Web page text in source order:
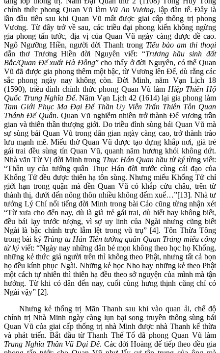
chính thức phong Quan Vũ làm Vũ An Vương, lập đàn tế. Đây là
lần đầu tiên sau khi Quan Vũ mất được giai cấp thống trị phong
Vương. Từ đây trở về sau, các triều đại phong kiến không ngừng
gia phong tấn tước, địa vị của Quan Vũ ngày càng được đề cao.
Ngô Ngưỡng Hiền, người đời Thanh trong Tiểu bào am thi thoại
dẫn thơ Trương Hiền đời Nguyên viết: “Trương hầu sinh đất
Bắc/Quan Đế xuất Hà Đông” cho thấy ở đời Nguyên, có thể Quan
Vũ đã được gia phong thêm một bậc, từ Vương lên Đế, dù rằng các
sắc phong ngày nay không còn. Đời Minh, năm Vạn Lịch 18
(1590), triều đình chính thức phong Quan Vũ làm Hiệp Thiên Hộ
Quốc Trung Nghĩa Đế. Năm Vạn Lịch 42 (1614) lại gia phong làm
Tam Giới Phục Ma Đại Đế Thần Uy Viễn Trấn Thiên Tôn Quan
Thánh Đế Quân. Quan Vũ nghiễm nhiên trở thành Đế vương trần
gian và thiên thần thượng giới. Do triều đình sùng bái Quan Vũ mà
sự sùng bái Quan Vũ trong dân gian ngày càng cao, trở thành trào
lưu mạnh mẽ. Miếu thờ Quan Vũ được tạo dựng khắp nơi, già trẻ
gái trai đều sùng tín Quan Vũ, quanh năm hương khói không dứt.
Nhà văn Từ Vị đời Minh trong Thục Hán Quan hầu từ kýtừng viết:
“Thần uy của tướng quân Thục Hán đời trước cùng cái đạo của
Khổng Tử đều được thiên hạ tôn sùng. Nhưng miếu Khổng Tử chỉ
giới hạn trong quận mà đền Quan Vũ có khắp cửu châu, trên từ
thành thị, dưới đến nông thôn nhiều không đếm xuể…”[13]. Nhà tư
tưởng Lý Chí nổi tiếng đời Minh trong bài Cáo cũng từng nhận xét
“Từ xưa cho đến nay, dù là già trẻ gái trai, dù biết hay không biết,
đều bái lạy trước tượng, vì sợ uy linh của Ngài nhưng cũng biết
Ngài là bậc chính trực lẫm lệt trong vũ trụ” [4]. Tôn Thừa Tông
trong bài ký Trùng tu Hán Tiền tướng quân Quan Tráng miếu công
từ ký viết: “Ngày nay những dân bé mọn không theo học họ Khổng,
những kẻ thức giả người trên thì không theo Phật, nhưng tất cả bọn
họ đều kính phục Ngài. Những kẻ học Nho hay những kẻ theo Phật
một cách tự nhiên thì thiên hạ đều theo sở nguyện của mình mà tận
hưởng. Từ khi có dân đến nay, cuối cùng hưng thịnh cũng chỉ có
Ngài vậy” [2].
Nhưng kẻ thống trị Mãn Thanh sau khi vào quan ải, chế độ
chính trị Nhà Minh ngày càng lụn bại song truyền thống sùng bái
Quan Vũ của giai cấp thống trị nhà Minh được nhà Thanh kế thừa
và phát triển. Bắt đầu từ Thanh Thế Tổ đã phong Quan Vũ làm
Trung Nghĩa Thần Vũ Đại Đế. Các đời Hoàng đế tiếp theo đều gia